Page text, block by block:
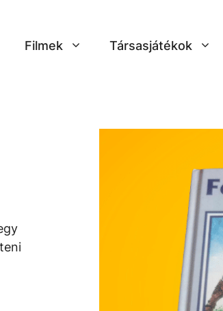
Filmek Társasjátékok